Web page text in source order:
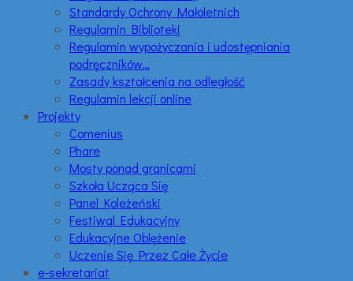
Standardy Ochrony Małoletnich
Regulamin Biblioteki
Regulamin wypożyczania i udostępniania
podręczników…
Zasady kształcenia na odległość
Regulamin lekcji online
Projekty
Comenius
Phare
Mosty ponad granicami
Szkoła Ucząca Się
Panel Koleżeński
Festiwal Edukacyjny
Edukacyjne Oblężenie
Uczenie Się Przez Całe Życie
e-sekretariat